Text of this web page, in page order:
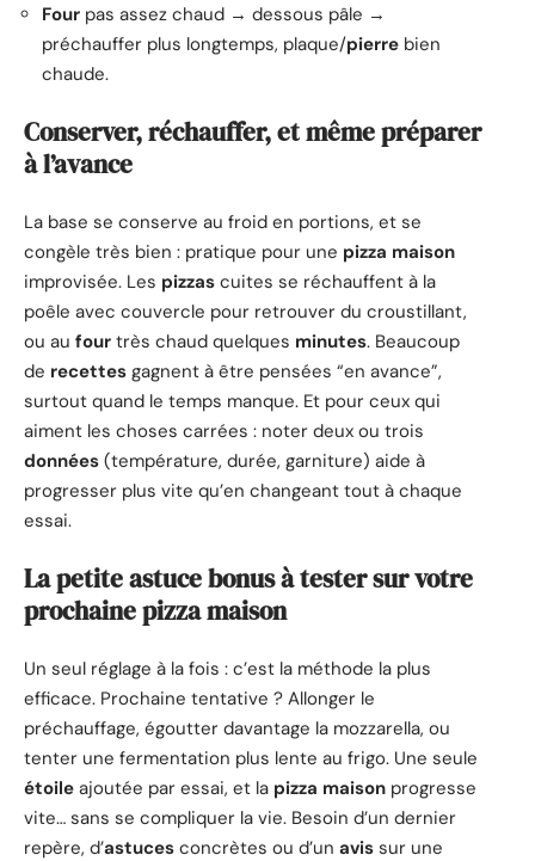
Four pas assez chaud → dessous pâle →
préchauffer plus longtemps, plaque/pierre bien
chaude.
Conserver, réchauffer, et même préparer
à l’avance
La base se conserve au froid en portions, et se
congèle très bien : pratique pour une pizza maison
improvisée. Les pizzas cuites se réchauffent à la
poêle avec couvercle pour retrouver du croustillant,
ou au four très chaud quelques minutes. Beaucoup
de recettes gagnent à être pensées “en avance”,
surtout quand le temps manque. Et pour ceux qui
aiment les choses carrées : noter deux ou trois
données (température, durée, garniture) aide à
progresser plus vite qu’en changeant tout à chaque
essai.
La petite astuce bonus à tester sur votre
prochaine pizza maison
Un seul réglage à la fois : c’est la méthode la plus
efficace. Prochaine tentative ? Allonger le
préchauffage, égoutter davantage la mozzarella, ou
tenter une fermentation plus lente au frigo. Une seule
étoile ajoutée par essai, et la pizza maison progresse
vite… sans se compliquer la vie. Besoin d’un dernier
repère, d’astuces concrètes ou d’un avis sur une